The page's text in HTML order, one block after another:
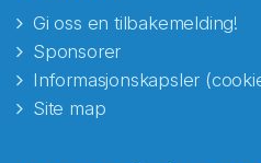
Gi oss en tilbakemelding!
Sponsorer
Informasjonskapsler
Site map